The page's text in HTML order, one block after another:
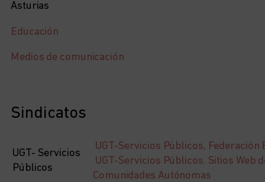
Asturias
Educación
Medios de comunicación
Sindicatos
UGT- Servicios
Públicos
UGT-Servicios Públicos, Federación
UGT-Servicios Públicos. Sitios Web
Comunidades Autónomas